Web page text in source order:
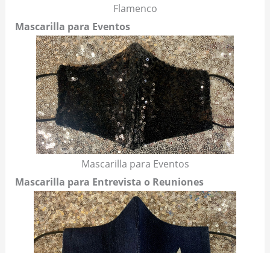
Flamenco
Mascarilla para Eventos
Mascarilla para Eventos
Mascarilla para Entrevista o Reuniones